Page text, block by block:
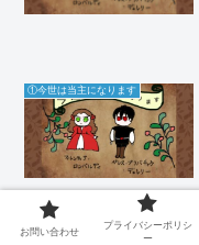
①今世は当主になります
お問い合わせ
プライバシーポリシ
ー